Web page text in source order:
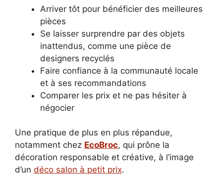
Arriver tôt pour bénéficier des meilleures
pièces
Se laisser surprendre par des objets
inattendus, comme une pièce de
designers recyclés
Faire confiance à la communauté locale
et à ses recommandations
Comparer les prix et ne pas hésiter à
négocier
Une pratique de plus en plus répandue,
notamment chez EcoBroc, qui prône la
décoration responsable et créative, à l’image
d’un déco salon à petit prix.